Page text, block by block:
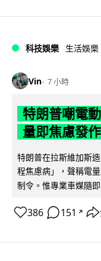
科技娛樂 生活娛樂
Vin 7 小時
特朗普嘲電
量即焦慮發
特朗普在拉斯維加斯
程焦慮病」，聲稱電
制令。惟專業車媒隨
386 151 ↗